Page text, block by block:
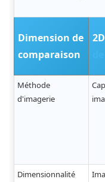
Dimension de
comparaison
2D
Méthode
d'imagerie
Dimensionnalité